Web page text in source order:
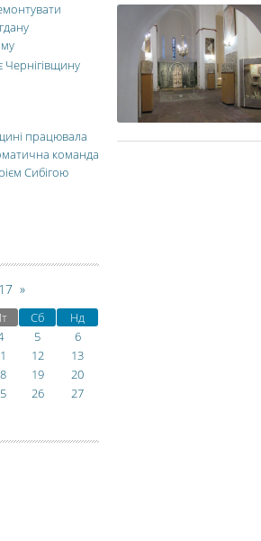
Чернігівщину
працювала
команда
Сибігою
»
Сб
Нд
5
6
12
13
19
20
26
27